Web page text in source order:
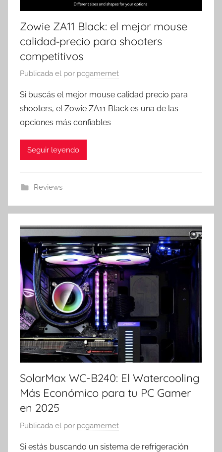
Zowie ZA11 Black: el mejor mouse
calidad‑precio para shooters
competitivos
Publicada el por pcgamernet
Si buscás el mejor mouse calidad precio para
shooters, el Zowie ZA11 Black es una de las
opciones más confiables
Seguir leyendo
Reviews
SolarMax WC-B240: El Watercooling
Más Económico para tu PC Gamer
en 2025
Publicada el por pcgamernet
Si estás buscando un sistema de refrigeración